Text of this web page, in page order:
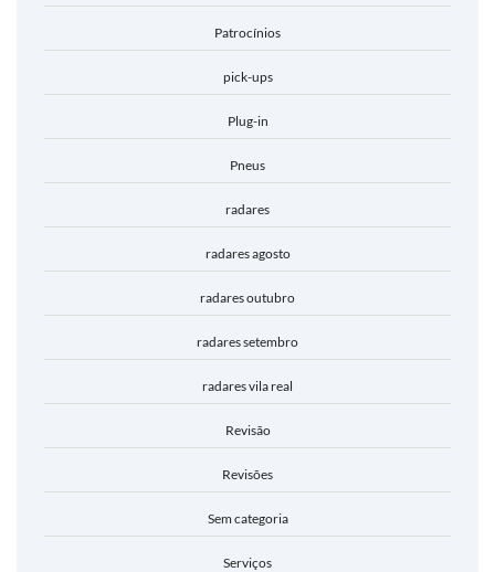
Patrocínios
pick-ups
Plug-in
Pneus
radares
radares agosto
radares outubro
radares setembro
radares vila real
Revisão
Revisões
Sem categoria
Serviços